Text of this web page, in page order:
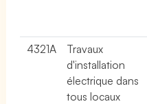
4321A
Travaux
d'installation
électrique dans
tous locaux